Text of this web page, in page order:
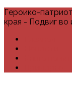
Героико-
края - Подвиг во